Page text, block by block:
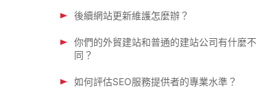
後續網站更新維護怎麼辦？
你們的外貿建站和普通的建站公司有什麼不
同？
如何評估SEO服務提供者的專業水準？